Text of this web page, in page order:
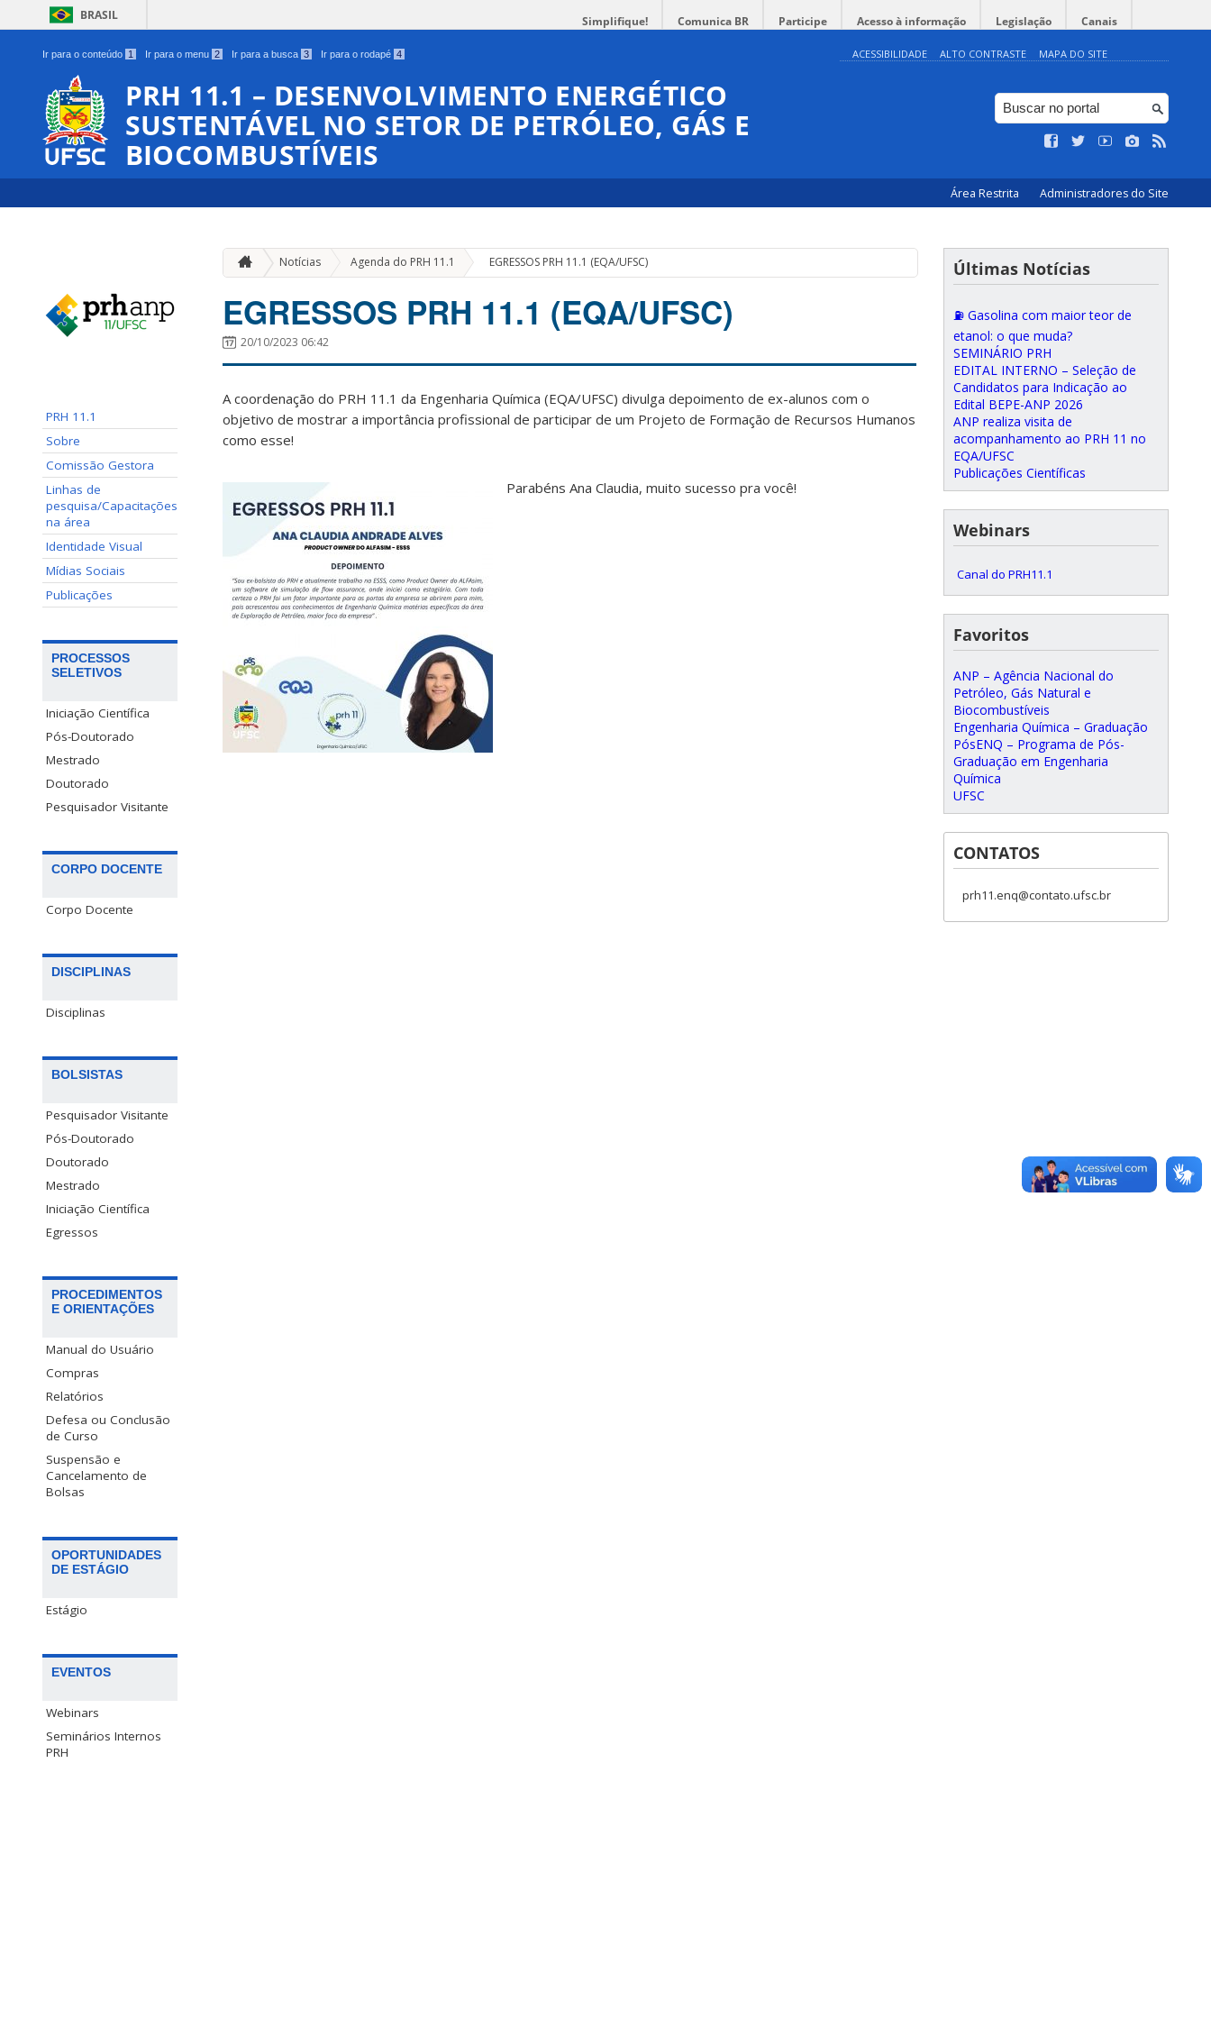
BRASIL Simplifique! Comunica BR Participe Acesso à informação Legislação Canais
Ir para o conteúdo 1 Ir para o menu 2 Ir para a busca 3 Ir para o rodapé 4 ACESSIBILIDADE ALTO CONTRASTE MAPA DO SITE
PRH 11.1 – DESENVOLVIMENTO ENERGÉTICO
SUSTENTÁVEL NO SETOR DE PETRÓLEO, GÁS E
BIOCOMBUSTÍVEIS
Área Restrita Administradores do Site
PRH 11.1
Sobre
Comissão Gestora
Linhas de
pesquisa/Capacitações
na área
Identidade Visual
Mídias Sociais
Publicações
PROCESSOS
SELETIVOS
Iniciação Científica
Pós-Doutorado
Mestrado
Doutorado
Pesquisador Visitante
CORPO DOCENTE
Corpo Docente
DISCIPLINAS
Disciplinas
BOLSISTAS
Pesquisador Visitante
Pós-Doutorado
Doutorado
Mestrado
Iniciação Científica
Egressos
PROCEDIMENTOS
E ORIENTAÇÕES
Manual do Usuário
Compras
Relatórios
Defesa ou Conclusão
de Curso
Suspensão e
Cancelamento de
Bolsas
OPORTUNIDADES
DE ESTÁGIO
Estágio
EVENTOS
Webinars
Seminários Internos
PRH
Notícias Agenda do PRH 11.1 » EGRESSOS PRH 11.1 (EQA/UFSC)
EGRESSOS PRH 11.1 (EQA/UFSC)
20/10/2023 06:42
A coordenação do PRH 11.1 da Engenharia Química (EQA/UFSC) divulga depoimento de ex-alunos com o
objetivo de mostrar a importância profissional de participar de um Projeto de Formação de Recursos Humanos
como esse!
Parabéns Ana Claudia, muito sucesso pra você!
Últimas Notícias
⛽ Gasolina com maior teor de
etanol: o que muda?
SEMINÁRIO PRH
EDITAL INTERNO – Seleção de
Candidatos para Indicação ao
Edital BEPE-ANP 2026
ANP realiza visita de
acompanhamento ao PRH 11 no
EQA/UFSC
Publicações Científicas
Webinars
Canal do PRH11.1
Favoritos
ANP – Agência Nacional do
Petróleo, Gás Natural e
Biocombustíveis
Engenharia Química – Graduação
PósENQ – Programa de Pós-
Graduação em Engenharia
Química
UFSC
CONTATOS
prh11.enq@contato.ufsc.br